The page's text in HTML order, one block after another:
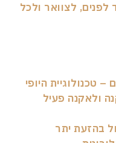
לצוואר ולכל
היופי
פעיל